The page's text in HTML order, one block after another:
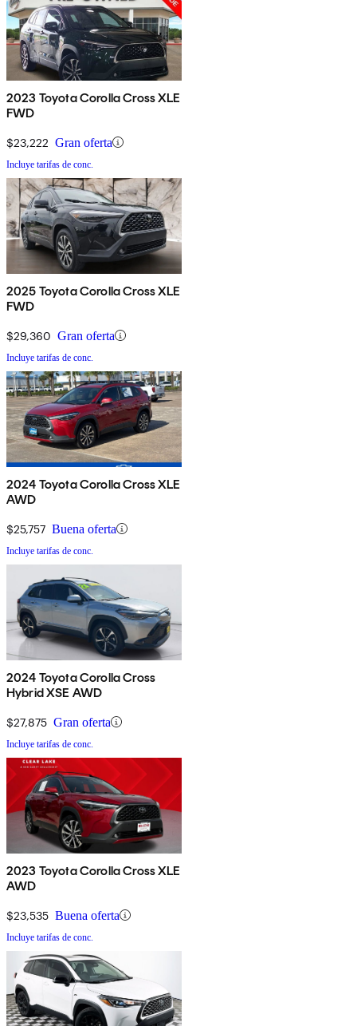
2023 Toyota Corolla Cross XLE
FWD
$23,222 Gran oferta
Incluye tarifas de conc.
2025 Toyota Corolla Cross XLE
FWD
$29,360 Gran oferta
Incluye tarifas de conc.
2024 Toyota Corolla Cross XLE
AWD
$25,757 Buena oferta
Incluye tarifas de conc.
2024 Toyota Corolla Cross
Hybrid XSE AWD
$27,875 Gran oferta
Incluye tarifas de conc.
2023 Toyota Corolla Cross XLE
AWD
$23,535 Buena oferta
Incluye tarifas de conc.